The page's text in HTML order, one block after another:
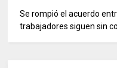
Se rompió el acuerdo
trabajadores siguen sin